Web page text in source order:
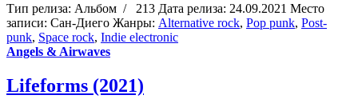
Тип релиза: Альбом / 213 Дата релиза: 24.09.2021 Место
записи: Сан-Диего Жанры: Alternative rock, Pop punk, Post-
punk, Space rock, Indie electronic
Angels & Airwaves
Lifeforms (2021)